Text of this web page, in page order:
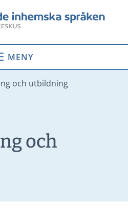
MENY
och utbildning
och